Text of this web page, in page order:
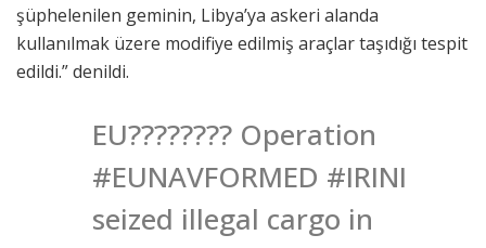
şüphelenilen geminin, Libya’ya askeri alanda
kullanılmak üzere modifiye edilmiş araçlar taşıdığı tespit
edildi.” denildi.
EU???????? Operation
#EUNAVFORMED #IRINI
seized illegal cargo in